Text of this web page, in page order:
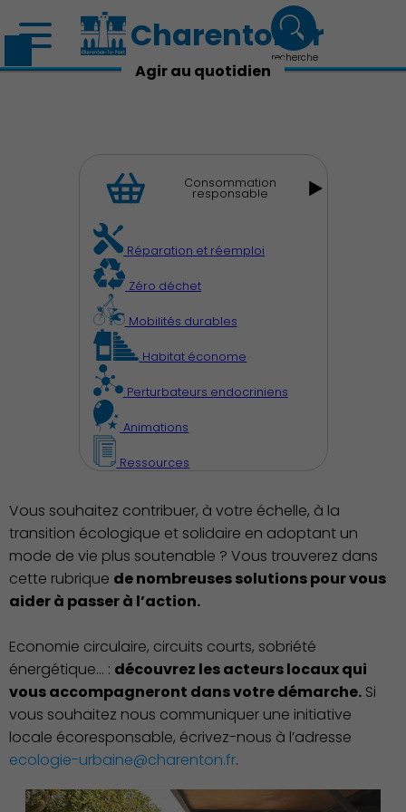
Découvrir Charenton
Démocratie locale
Famille
Action Sociale Solidarité
Environnement cadre de
vie
Charenton.fr
recherche
Agir au quotidien
Consommation
responsable
Réparation et réemploi
Zéro déchet
Mobilités durables
Habitat économe
Perturbateurs endocriniens
Animations
Ressources
Vous souhaitez contribuer, à votre échelle, à la
transition écologique et solidaire en adoptant un
mode de vie plus soutenable ? Vous trouverez dans
cette rubrique de nombreuses solutions pour vous
aider à passer à l’action.
Economie circulaire, circuits courts, sobriété
énergétique… : découvrez les acteurs locaux qui
vous accompagneront dans votre démarche. Si
vous souhaitez nous communiquer une initiative
locale écoresponsable, écrivez-nous à l’adresse
ecologie-urbaine@charenton.fr.